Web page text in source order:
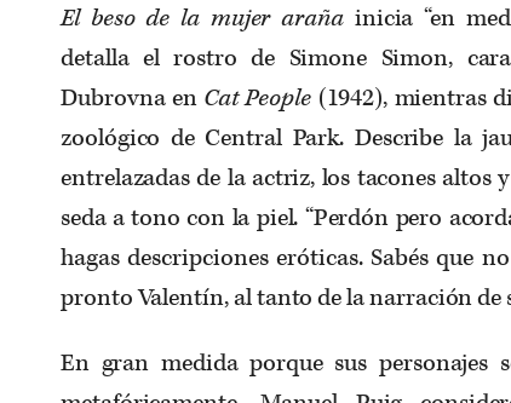
El beso de la mujer arañainicia “en
detalla el rostro de Simone Simon,
Dubrovna en Cat People (1942), mientras
zoológico de Central Park. Describe la
entrelazadas de la actriz, los tacones altos
seda a tono con la piel. “Perdón pero
hagas descripciones eróticas. Sabés que
pronto Valentín, al tanto de la narración de
En gran medida porque sus personajes